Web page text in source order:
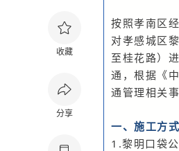
收藏
分享
按照孝南区
对孝感城区
至桂花路）
通，根据《
通管理相关
一、施工方
1.黎明口袋